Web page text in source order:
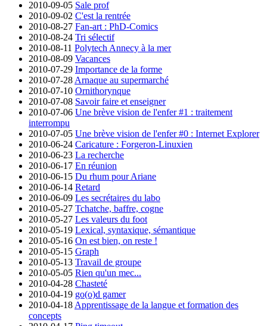
2010-09-05 Sale prof
2010-09-02 C'est la rentrée
2010-08-27 Fan-art : PhD-Comics
2010-08-24 Tri sélectif
2010-08-11 Polytech Annecy à la mer
2010-08-09 Vacances
2010-07-29 Importance de la forme
2010-07-28 Arnaque au supermarché
2010-07-10 Ornithorynque
2010-07-08 Savoir faire et enseigner
2010-07-06 Une brève vision de l'enfer #1 : traitement
interrompu
2010-07-05 Une brève vision de l'enfer #0 : Internet Explorer
2010-06-24 Caricature : Forgeron-Linuxien
2010-06-23 La recherche
2010-06-17 En réunion
2010-06-15 Du rhum pour Ariane
2010-06-14 Retard
2010-06-09 Les secrétaires du labo
2010-05-27 Tchatche, baffre, cogne
2010-05-27 Les valeurs du foot
2010-05-19 Lexical, syntaxique, sémantique
2010-05-16 On est bien, on reste !
2010-05-15 Graph
2010-05-13 Travail de groupe
2010-05-05 Rien qu'un mec...
2010-04-28 Chasteté
2010-04-19 go(o)d gamer
2010-04-18 Apprentissage de la langue et formation des
concepts